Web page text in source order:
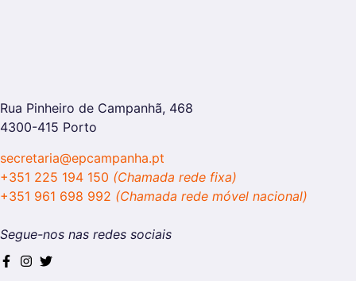
Rua Pinheiro de Campanhã, 468
4300-415 Porto
secretaria@epcampanha.pt
+351 225 194 150 (Chamada rede fixa)
+351 961 698 992 (Chamada rede móvel nacional)
Segue-nos nas redes sociais